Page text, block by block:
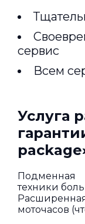
сервис
Всем
Услуга
Подменная
техники
моточасов